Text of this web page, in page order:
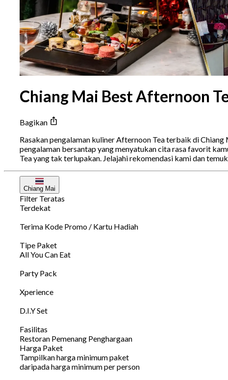
Chiang Mai Best Afternoon
Bagikan
Rasakan pengalaman kuliner Afternoon Tea terbaik di
pengalaman bersantap yang menyatukan cita rasa favorit
Tea yang tak terlupakan. Jelajahi rekomendasi kami dan
Chiang Mai
Filter Teratas
Terdekat
Terima Kode Promo / Kartu Hadiah
Tipe Paket
All You Can Eat
Party Pack
Xperience
D.I.Y Set
Fasilitas
Restoran Pemenang Penghargaan
Harga Paket
Tampilkan harga minimum paket
daripada harga minimum per person